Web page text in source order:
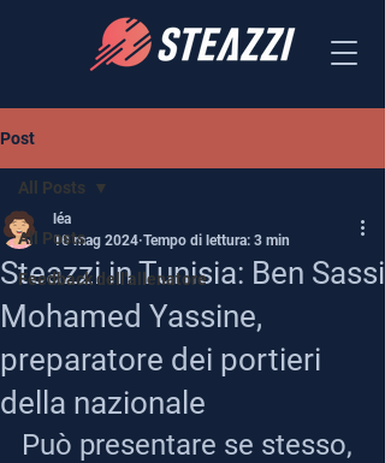
Post
All Posts
Feedback dell'allenatore
All Posts
Steazzi in Tunisia: Ben Sassi
Mohamed Yassine,
preparatore dei portieri
della nazionale
léa
10 mag 2024 Tempo di lettura: 3 min
Può presentare se stesso,